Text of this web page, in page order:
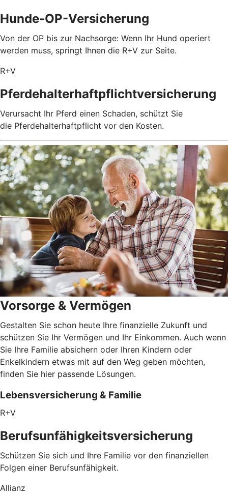
Hunde-OP-Versicherung
Von der OP bis zur Nachsorge: Wenn Ihr Hund operiert
werden muss, springt Ihnen die R+V zur Seite.
R+V
Pferdehalterhaftpflichtversicherung
Verursacht Ihr Pferd einen Schaden, schützt Sie
die Pferdehalterhaftpflicht vor den Kosten.
Vorsorge & Vermögen
Gestalten Sie schon heute Ihre finanzielle Zukunft und
schützen Sie Ihr Vermögen und Ihr Einkommen. Auch wenn
Sie Ihre Familie absichern oder Ihren Kindern oder
Enkelkindern etwas mit auf den Weg geben möchten,
finden Sie hier passende Lösungen.
Lebensversicherung & Familie
R+V
Berufsunfähigkeitsversicherung
Schützen Sie sich und Ihre Familie vor den finanziellen
Folgen einer Berufsunfähigkeit.
Allianz